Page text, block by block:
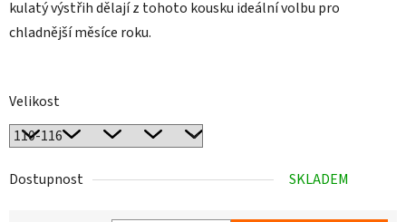
kulatý výstřih dělají z tohoto kousku ideální volbu pro
chladnější měsíce roku.
Velikost
Dostupnost SKLADEM